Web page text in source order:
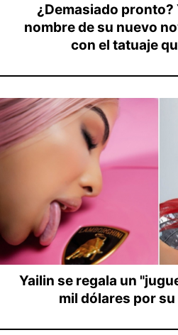
¿Demasiado pronto?
nombre de su nuevo
con el tatuaje
Yailin se regala un
mil dólares por